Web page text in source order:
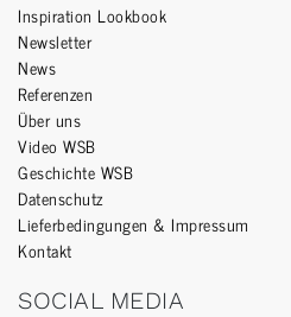
Inspiration Lookbook
Newsletter
News
Referenzen
Über uns
Video WSB
Geschichte WSB
Datenschutz
Lieferbedingungen & Impressum
Kontakt
SOCIAL MEDIA